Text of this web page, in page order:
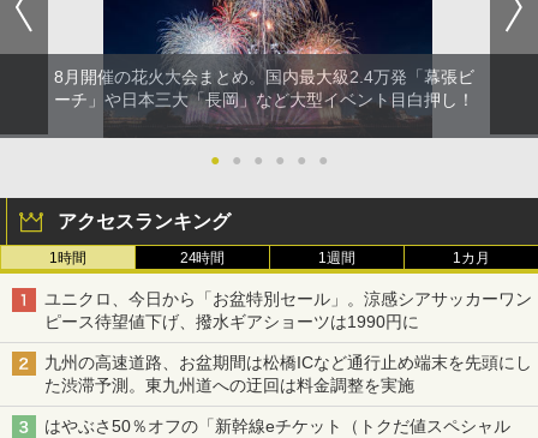
8月開催の花火大会まとめ。国内最大級2.4万発「幕張ビ
ーチ」や日本三大「長岡」など大型イベント目白押し！
● ● ● ● ● ●
アクセスランキング
1時間 24時間 1週間 1カ月
ユニクロ、今日から「お盆特別セール」。涼感シアサッカーワン
ピース待望値下げ、撥水ギアショーツは1990円に
九州の高速道路、お盆期間は松橋ICなど通行止め端末を先頭にし
た渋滞予測。東九州道への迂回は料金調整を実施
はやぶさ50％オフの「新幹線eチケット（トクだ値スペシャル